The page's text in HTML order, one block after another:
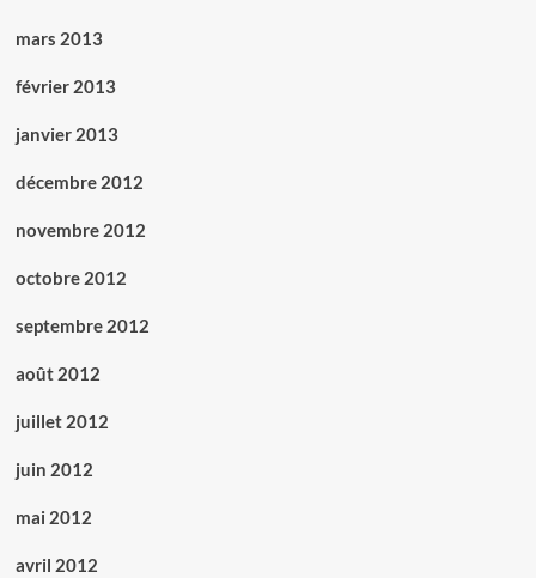
mars 2013
février 2013
janvier 2013
décembre 2012
novembre 2012
octobre 2012
septembre 2012
août 2012
juillet 2012
juin 2012
mai 2012
avril 2012